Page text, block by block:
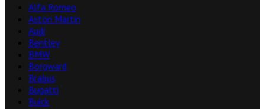
Alfa Romeo
Aston Martin
Audi
Bentley
BMW
Borgward
Brabus
Bugatti
Buick